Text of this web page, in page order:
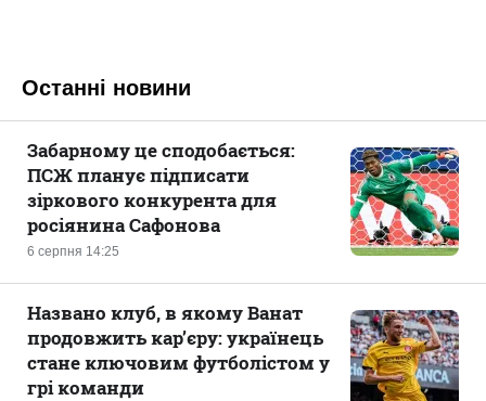
Останні новини
6 серпня 14:25
Забарному це сподобається:
ПСЖ планує підписати
зіркового конкурента для
росіянина Сафонова
Названо клуб, в якому Ванат
продовжить кар’єру: українець
стане ключовим футболістом у
грі команди